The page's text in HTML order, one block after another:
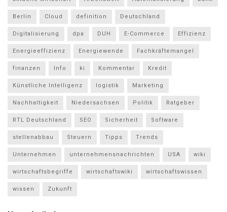
Berlin Cloud definition Deutschland
Digitalisierung dpa DUH E-Commerce Effizienz
Energieeffizienz Energiewende Fachkräftemangel
finanzen Info ki Kommentar Kredit
Künstliche Intelligenz logistik Marketing
Nachhaltigkeit Niedersachsen Politik Ratgeber
RTL Deutschland SEO Sicherheit Software
stellenabbau Steuern Tipps Trends
Unternehmen unternehmensnachrichten USA wiki
wirtschaftsbegriffe wirtschaftswiki wirtschaftswissen
wissen Zukunft